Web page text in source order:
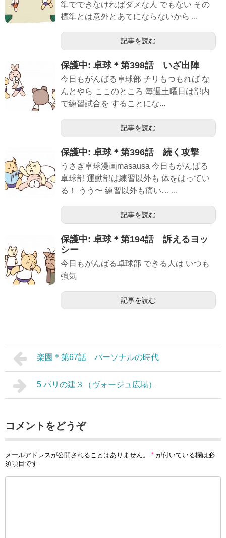
準でできなければダメな人 でもない その
標準とは意外とあてにならないから ...
記事を読む
保護中: 卓球＊第398話 いざ出陣
今日もがんばる卓球部 チリもつもれば な
んとやら ここのところ 毎週土曜日は部内
で練習試合を することにな...
記事を読む
保護中: 卓球＊第396話 続く攻撃
うさぎ卓球漫画masausa 今日もがんばる
卓球部 運動部は練習以外も 体をはってい
る！ うう〜 練習以外も痛い… ...
記事を読む
保護中: 卓球＊第194話 訴えるヨッ
シー
今日もがんばる卓球部 できる人は いつも
強気
記事を読む
楽園＊第67話 パーソナルの時代
5 パリの建３（ヴォージュ広場）
コメントをどうぞ
メールアドレスが公開されることはありません。 * が付いている欄は必
須項目です